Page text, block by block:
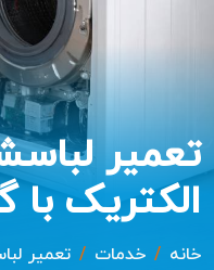
تعمیر
الکتریک با
خانه خدمات تعمیر